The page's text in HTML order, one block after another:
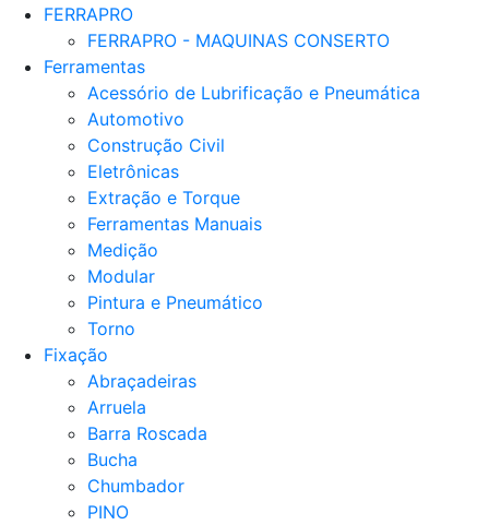
FERRAPRO
FERRAPRO - MAQUINAS CONSERTO
Ferramentas
Acessório de Lubrificação e Pneumática
Automotivo
Construção Civil
Eletrônicas
Extração e Torque
Ferramentas Manuais
Medição
Modular
Pintura e Pneumático
Torno
Fixação
Abraçadeiras
Arruela
Barra Roscada
Bucha
Chumbador
PINO